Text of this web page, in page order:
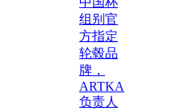
组别官
方指定
轮毂品
牌，
ARTKA
负责人